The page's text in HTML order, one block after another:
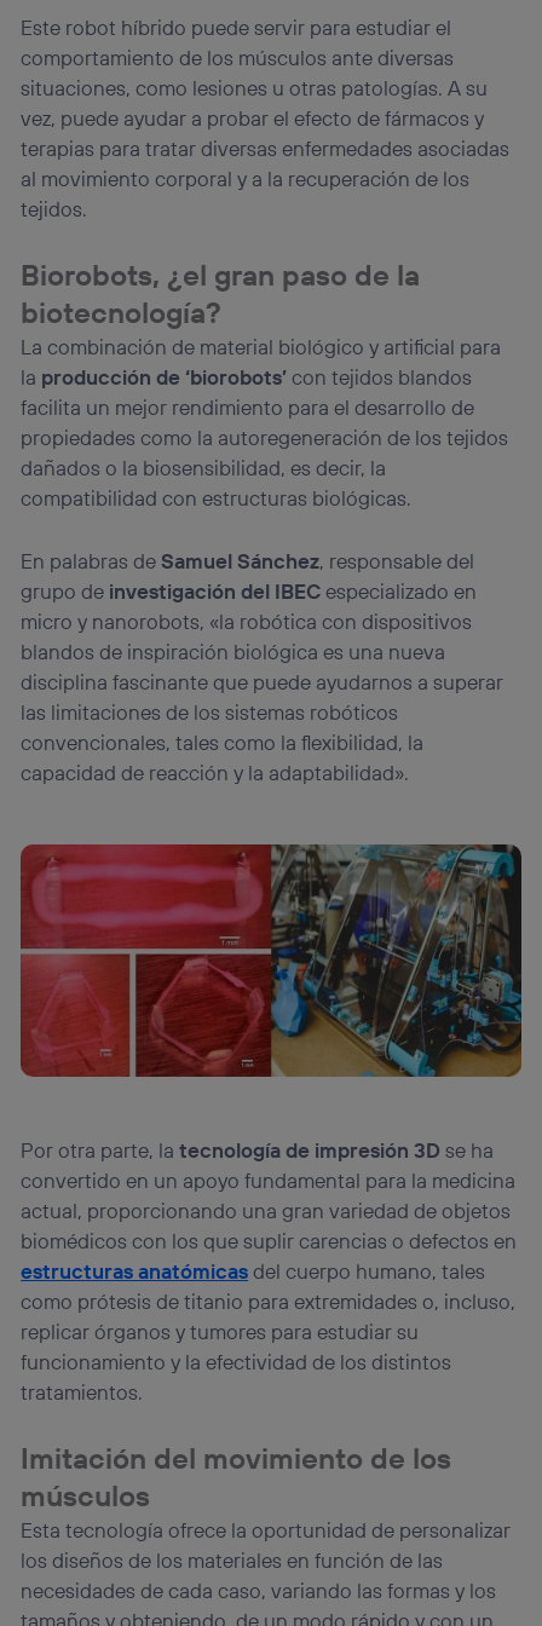
Este robot híbrido puede servir para estudiar el
comportamiento de los músculos ante diversas
situaciones, como lesiones u otras patologías. A su
vez, puede ayudar a probar el efecto de fármacos y
terapias para tratar diversas enfermedades asociadas
al movimiento corporal y a la recuperación de los
tejidos.
Biorobots, ¿el gran paso de la
biotecnología?
La combinación de material biológico y artificial para
la producción de ‘biorobots’con tejidos blandos
facilita un mejor rendimiento para el desarrollo de
propiedades como la autoregeneración de los tejidos
dañados o la biosensibilidad, es decir, la
compatibilidad con estructuras biológicas.
En palabras deSamuel Sánchez, responsable del
grupo de investigación del IBECespecializado en
micro y nanorobots, «la robótica con dispositivos
blandos de inspiración biológica es una nueva
disciplina fascinante que puede ayudarnos a superar
las limitaciones de los sistemas robóticos
convencionales, tales como la flexibilidad, la
capacidad de reacción y la adaptabilidad».
Por otra parte, latecnología de impresión 3D se ha
convertido en un apoyo fundamental para la medicina
actual, proporcionando una gran variedad de objetos
biomédicos con los que suplir carencias o defectos en
estructuras anatómicasdel cuerpo humano, tales
como prótesis de titanio para extremidades o, incluso,
replicar órganos y tumores para estudiar su
funcionamiento y la efectividad de los distintos
tratamientos.
Imitación del movimiento de los
músculos
Esta tecnología ofrece la oportunidad de personalizar
los diseños de los materiales en función de las
necesidades de cada caso, variando las formas y los
tamaños y obteniendo, de un modo rápido y con un
(p. ej., número de teléfono móvil).
Este identificador se asigna a la conexión de internet, por
lo que cualquier persona que conecte su dispositivo y
consienta el uso de la tecnología recibirá el mismo
identificador. Típicamente:
Si utilizas unaconexión de banda ancha(p. ej., Wi-Fi),
el marketing o análisis se realizará en función de las
que hayan dado su consentimiento.
personalizado, ya que se basará únicamente en la
navegación del usuario del móvil.
Puedes gestionar los consentimientos Utiq seleccionando
“Administrar Utiq” en la parte inferior de esta página web o
visitando el portal de privacidad de Utiq
(“consenthub”). Para más información, consulta
política de privacidad de Utiq